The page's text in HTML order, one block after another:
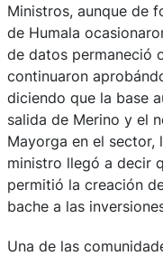
Ministros, aunque de
de Humala
de datos permaneció
continuaron
diciendo que la base
salida de Merino y el
Mayorga en el sector,
ministro llegó a decir
permitió la creación
bache a las
Una de las